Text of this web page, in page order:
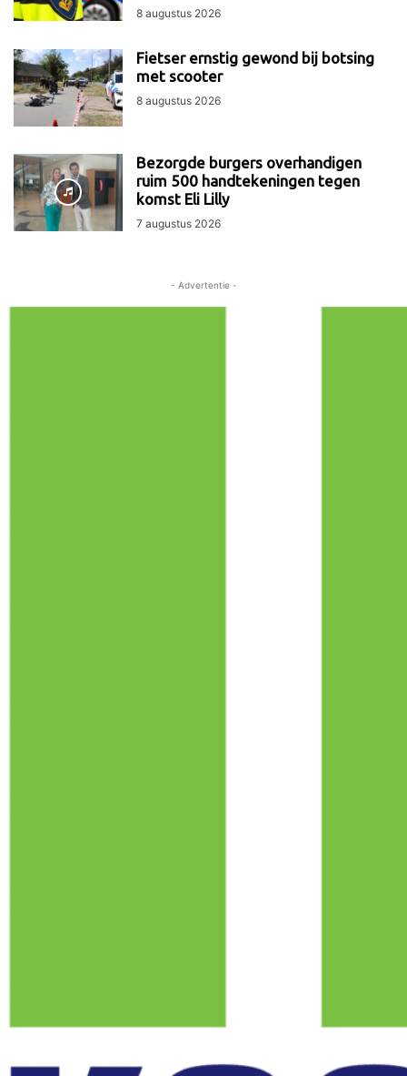
8 augustus 2026
Fietser ernstig gewond bij botsing
met scooter
8 augustus 2026
Bezorgde burgers overhandigen
ruim 500 handtekeningen tegen
komst Eli Lilly
7 augustus 2026
- Advertentie -